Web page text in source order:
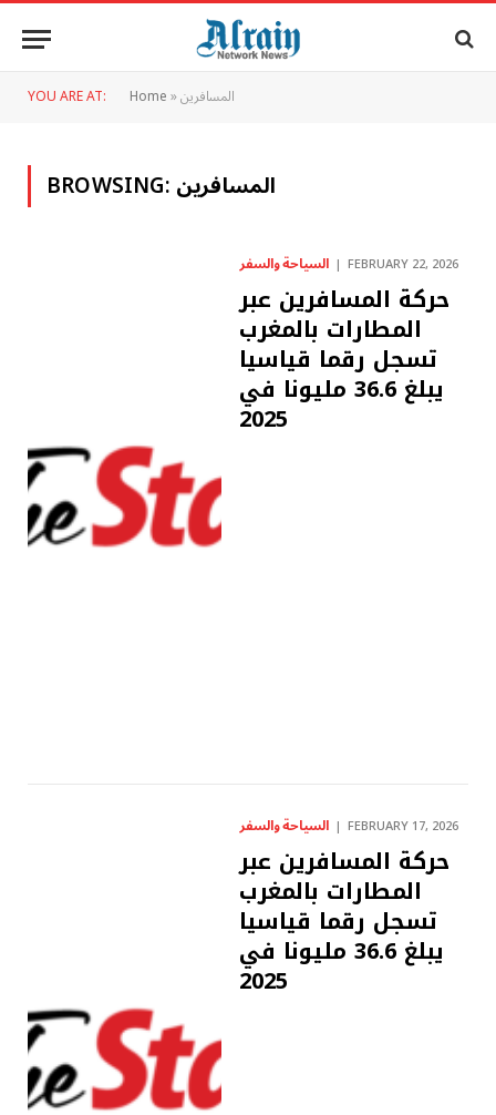
YOU ARE AT: Home»المسافرين
BROWSING:المسافرين
السياحة والسفر FEBRUARY 22, 2026
حركة المسافرين عبر
المطارات بالمغرب
تسجل رقما قياسيا
يبلغ 36.6 مليونا في
2025
السياحة والسفر FEBRUARY 17, 2026
حركة المسافرين عبر
المطارات بالمغرب
تسجل رقما قياسيا
يبلغ 36.6 مليونا في
2025